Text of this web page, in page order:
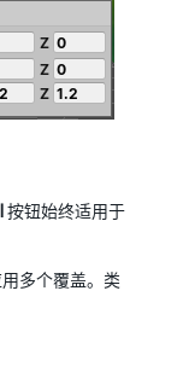
按钮始终适用于
多个覆盖。类